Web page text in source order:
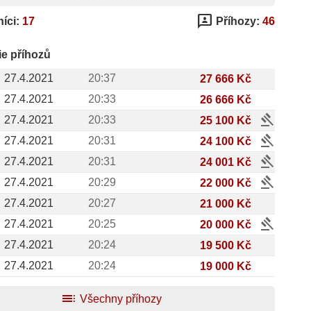
17 3p Příhozy: 46
příhozů
27.4.2021
20:37
27 666 Kč
27.4.2021
20:33
26 666 Kč
27.4.2021
20:33 25 100 Kč gavel
27.4.2021 20:31 24 100 Kč gavel
27.4.2021 20:31 24 001 Kč gavel
27.4.2021 20:29 22 000 Kč gavel
27.4.2021 20:27
21 000 Kč
27.4.2021
20:25 20 000 Kč gavel
27.4.2021 20:24
19 500 Kč
27.4.2021
20:24 19 000 Kč
toc Všechny příhozy